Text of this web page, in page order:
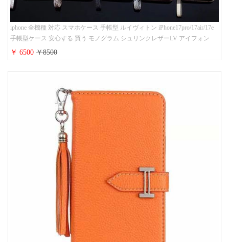
iphone 全機種 対応 スマホケース 手帳型 ルイヴィトン iPhone17pro/17air/17e
手帳型ケース 安心する 買う モノグラム シュリンクレザーLV アイフォン
16/16promaxスマホケース 手帳 多機能 グッチiphone15pro/14/13携帯ケース 大
人 レディース メンズ ストラップ付き
￥ 6500￥8500